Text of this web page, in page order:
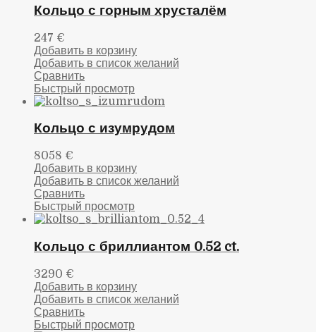
Кольцо с горным хрусталём
247 €
Добавить в корзину
Добавить в список желаний
Сравнить
Быстрый просмотр
Кольцо с изумрудом
8058 €
Добавить в корзину
Добавить в список желаний
Сравнить
Быстрый просмотр
Кольцо с бриллиантом 0.52 ct.
3290 €
Добавить в корзину
Добавить в список желаний
Сравнить
Быстрый просмотр